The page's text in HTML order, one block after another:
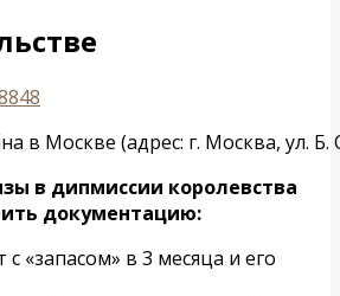
в Москве (адрес: г. Москва, ул.
в дипмиссии королевства
документацию:
с «запасом» в 3 месяца и его